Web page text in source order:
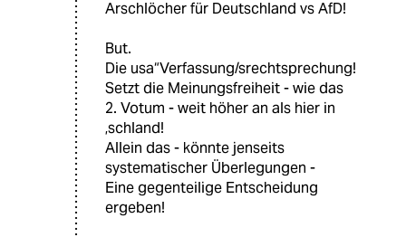
Arschlöcher für Deutschland vs AfD!
But.
Die usa“Verfassung/srechtsprechung!
Setzt die Meinungsfreiheit - wie das
2. Votum - weit höher an als hier in
‚schland!
Allein das - könnte jenseits
systematischer Überlegungen -
Eine gegenteilige Entscheidung
ergeben!